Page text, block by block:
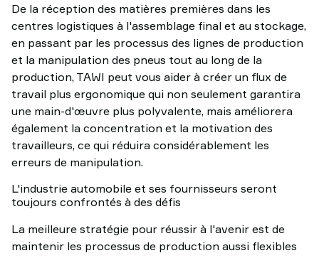
De la réception des matières premières dans les
centres logistiques à l'assemblage final et au stockage,
en passant par les processus des lignes de production
et la manipulation des pneus tout au long de la
production, TAWI peut vous aider à créer un flux de
travail plus ergonomique qui non seulement garantira
une main-d'œuvre plus polyvalente, mais améliorera
également la concentration et la motivation des
travailleurs, ce qui réduira considérablement les
erreurs de manipulation.
L'industrie automobile et ses fournisseurs seront
toujours confrontés à des défis
La meilleure stratégie pour réussir à l'avenir est de
maintenir les processus de production aussi flexibles